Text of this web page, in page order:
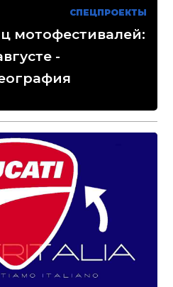
СПЕЦПРОЕКТЫ
мотофестивалей:
-